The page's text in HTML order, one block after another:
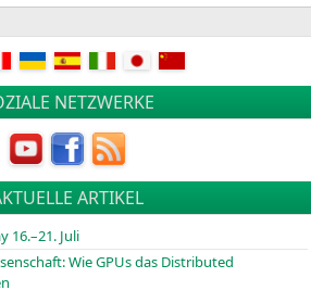
NETZWERKE
ARTIKEL
16.–21. Juli
Wie GPUs das Distributed